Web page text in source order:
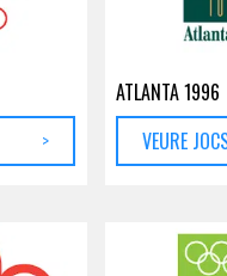
>
ATLANTA 1996
VEURE